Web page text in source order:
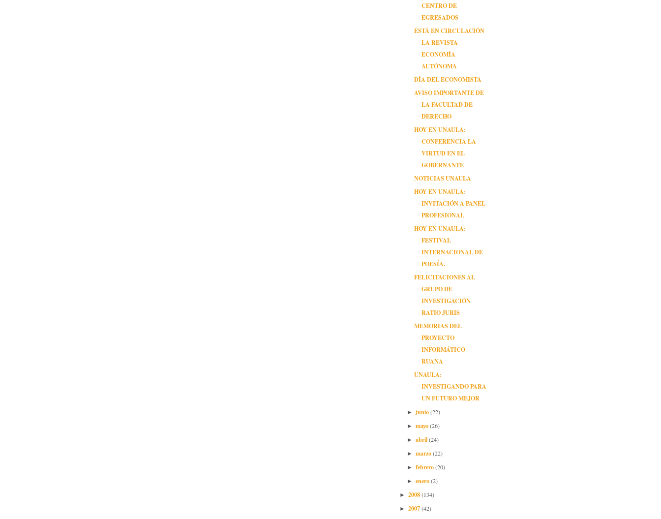
CENTRO DE
EGRESADOS
ESTÁ EN CIRCULACIÓN
LA REVISTA
ECONOMÍA
AUTÓNOMA
DÍA DEL ECONOMISTA
AVISO IMPORTANTE DE
LA FACULTAD DE
DERECHO
HOY EN UNAULA:
CONFERENCIA LA
VIRTUD EN EL
GOBERNANTE
NOTICIAS UNAULA
HOY EN UNAULA:
INVITACIÓN A PANEL
PROFESIONAL
HOY EN UNAULA:
FESTIVAL
INTERNACIONAL DE
POESÍA.
FELICITACIONES AL
GRUPO DE
INVESTIGACIÓN
RATIO JURIS
MEMORIAS DEL
PROYECTO
INFORMÁTICO
RUANA
UNAULA:
INVESTIGANDO PARA
UN FUTURO MEJOR
► junio(22)
► mayo(26)
► abril(24)
► marzo(22)
► febrero(20)
► enero(2)
► 2008(134)
► 2007(42)